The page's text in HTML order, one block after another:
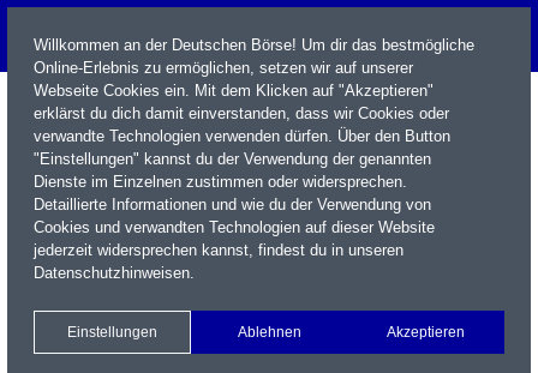
Name / WKN / ISIN / Kürzel
Xetra Realtime
Watchlist Portfolio Login
Willkommen an der Deutschen Börse! Um dir das bestmögliche
Online-Erlebnis zu ermöglichen, setzen wir auf unserer
Webseite Cookies ein. Mit dem Klicken auf "Akzeptieren"
erklärst du dich damit einverstanden, dass wir Cookies oder
verwandte Technologien verwenden dürfen. Über den Button
"Einstellungen" kannst du der Verwendung der genannten
Dienste im Einzelnen zustimmen oder widersprechen.
Detaillierte Informationen und wie du der Verwendung von
Cookies und verwandten Technologien auf dieser Website
jederzeit widersprechen kannst, findest du in unseren
Datenschutzhinweisen.
Einstellungen Ablehnen Akzeptieren